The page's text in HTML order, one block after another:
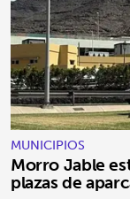
MUNICIPIOS
Morro Jable
plazas de